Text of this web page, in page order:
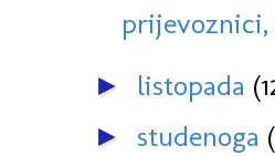
prijevoznici,
► listopada
► studenoga